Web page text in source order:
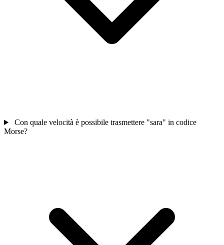
Con quale velocità è possibile trasmettere "sara" in codice
Morse?